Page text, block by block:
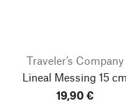
Traveler’s Company
Lineal Messing 15 cm
19,90 €